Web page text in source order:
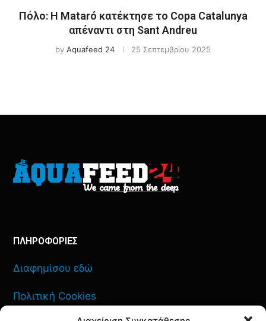
Πόλο: Η Mataró κατέκτησε το Copa Catalunya
απέναντι στη Sant Andreu
by Aquafeed 24 25 Σεπτεμβρίου 2025
ΠΛΗΡΟΦΟΡΙΕΣ
Διαφημίσου εδώ
Πολιτική Cookies